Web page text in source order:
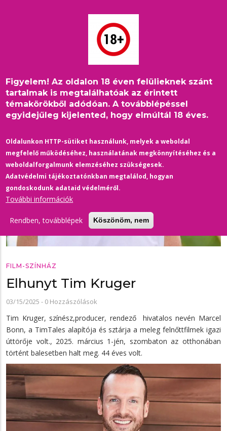
Figyelem! Az oldalon 18 éven felülieknek szánt
tartalmak is megtalálhatóak az érintett
témakörökből adódóan. A továbblépéssel
egyidejűleg kijelented, hogy elmúltál 18 éves.
Oldalunkon HTTP-sütiket használunk, melyek a weboldal
megfelelő működéséhez, használatának megkönnyítéséhez és a
weboldalforgalmunk elemzéséhez szükségesek.
Adatvédelmi tájékoztatónkban megtalálod, hogyan
gondoskodunk adataid védelméről.
További információk
Rendben, továbblépek Köszönöm, nem
Morzsa
Címlap /Film-Színház /Elhunyt Tim Kruger
FILM-SZÍNHÁZ
Elhunyt Tim Kruger
03/15/2025 - 0 Hozzászólások
Tim Kruger, színész,producer, rendező hivatalos nevén Marcel
Bonn, a TimTales alapítója és sztárja a meleg felnőttfilmek igazi
úttörője volt., 2025. március 1-jén, szombaton az otthonában
történt balesetben halt meg. 44 éves volt.